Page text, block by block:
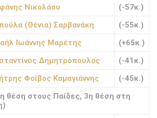
Νικολάου
(-57κ.)
(Θένια) Σαρβανάκη
(-55κ.)
Ιωάννης Μαρέτης
(+65κ.)
Δημητρόπουλος
(-41κ.)
Φοίβος Καμαγιάννης
(-45κ.)
θέση στους Παίδες, 3η θέση στη